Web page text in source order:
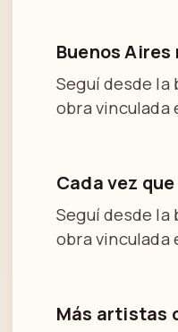
Buenos Aires
Seguí desde la
obra vinculada
Cada vez
Seguí desde la
obra vinculada
Más artistas